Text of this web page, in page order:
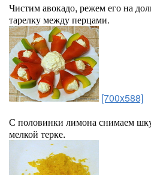
Чистим авокадо, режем его на
тарелку между перцами.
[700x588]
С половинки лимона снимаем
мелкой терке.